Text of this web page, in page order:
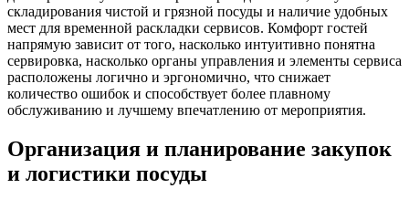
складирования чистой и грязной посуды и наличие удобных
мест для временной раскладки сервисов. Комфорт гостей
напрямую зависит от того, насколько интуитивно понятна
сервировка, насколько органы управления и элементы сервиса
расположены логично и эргономично, что снижает
количество ошибок и способствует более плавному
обслуживанию и лучшему впечатлению от мероприятия.
Организация и планирование закупок
и логистики посуды